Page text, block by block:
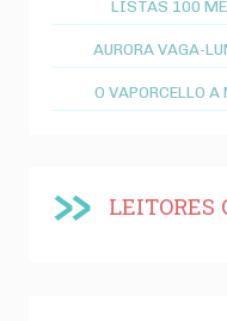
LISTAS 100
AURORA VAGA-
O VAPORCELLO
LEITORES